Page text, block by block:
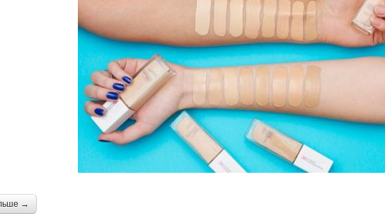
Советы для сезонного
макияжа
Ошибки в макияже
→